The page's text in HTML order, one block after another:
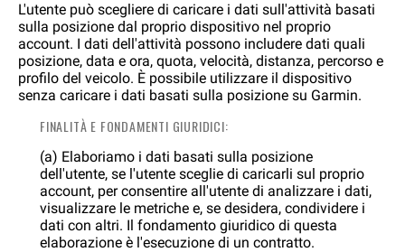
L'utente può scegliere di caricare i dati sull'attività basati
sulla posizione dal proprio dispositivo nel proprio
account. I dati dell'attività possono includere dati quali
posizione, data e ora, quota, velocità, distanza, percorso e
profilo del veicolo. È possibile utilizzare il dispositivo
senza caricare i dati basati sulla posizione su Garmin.
FINALITÀ E FONDAMENTI GIURIDICI:
(a) Elaboriamo i dati basati sulla posizione
dell'utente, se l'utente sceglie di caricarli sul proprio
account, per consentire all'utente di analizzare i dati,
visualizzare le metriche e, se desidera, condividere i
dati con altri. Il fondamento giuridico di questa
elaborazione è l'esecuzione di un contratto.